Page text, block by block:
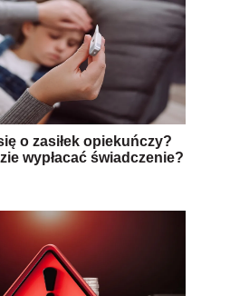
o zasiłek opiekuńczy?
wypłacać świadczenie?